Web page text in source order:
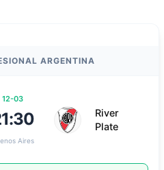
ARGENTINA
12-03
Aires
River
Plate